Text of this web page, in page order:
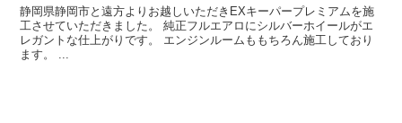
静岡県静岡市と遠方よりお越しいただきEXキーパープレミアムを施
工させていただきました。 純正フルエアロにシルバーホイールがエ
レガントな仕上がりです。 エンジンルームももちろん施工しており
ます。 ...